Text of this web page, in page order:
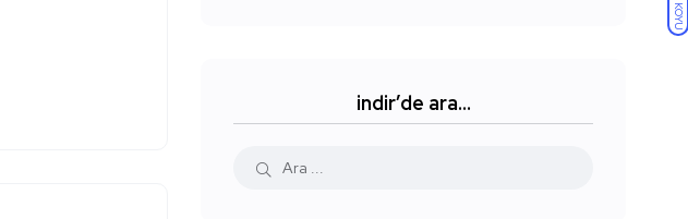
KOYU
indir’de ara…